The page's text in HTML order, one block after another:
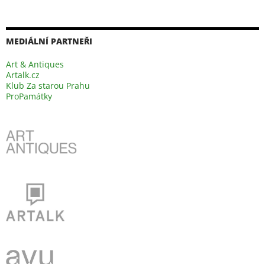
MEDIÁLNÍ PARTNEŘI
Art & Antiques
Artalk.cz
Klub Za starou Prahu
ProPamátky